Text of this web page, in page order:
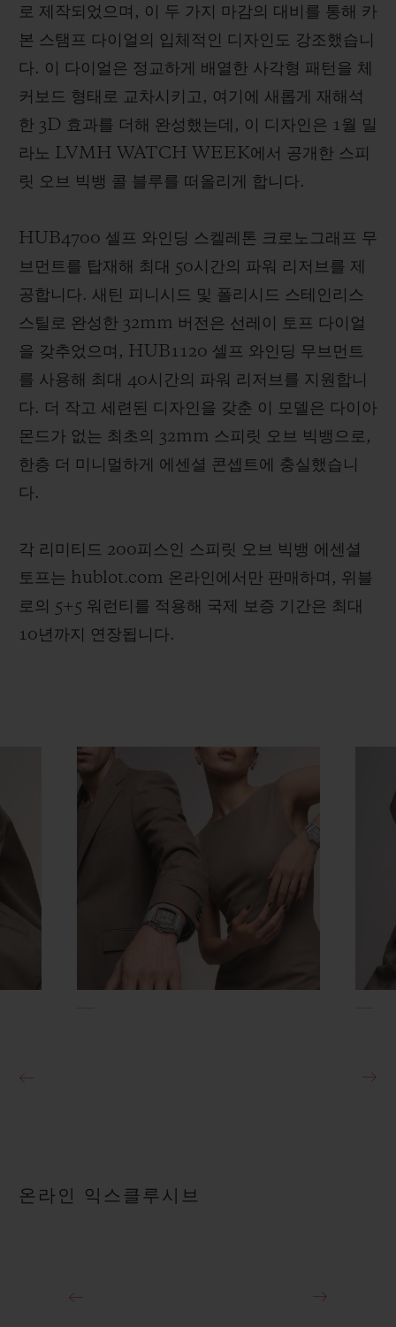
로 제작되었으며, 이 두 가지 마감의 대비를 통해 카
본 스탬프 다이얼의 입체적인 디자인도 강조했습니
다. 이 다이얼은 정교하게 배열한 사각형 패턴을 체
커보드 형태로 교차시키고, 여기에 새롭게 재해석
한 3D 효과를 더해 완성했는데, 이 디자인은 1월 밀
라노 LVMH WATCH WEEK에서 공개한 스피
릿 오브 빅뱅 콜 블루를 떠올리게 합니다.
HUB4700 셀프 와인딩 스켈레톤 크로노그래프 무
브먼트를 탑재해 최대 50시간의 파워 리저브를 제
공합니다. 새틴 피니시드 및 폴리시드 스테인리스
스틸로 완성한 32mm 버전은 선레이 토프 다이얼
을 갖추었으며, HUB1120 셀프 와인딩 무브먼트
를 사용해 최대 40시간의 파워 리저브를 지원합니
다. 더 작고 세련된 디자인을 갖춘 이 모델은 다이아
몬드가 없는 최초의 32mm 스피릿 오브 빅뱅으로,
한층 더 미니멀하게 에센셜 콘셉트에 충실했습니
다.
각 리미티드 200피스인 스피릿 오브 빅뱅 에센셜
토프는 hublot.com 온라인에서만 판매하며, 위블
로의 5+5 워런티를 적용해 국제 보증 기간은 최대
10년까지 연장됩니다.
온라인 익스클루시브